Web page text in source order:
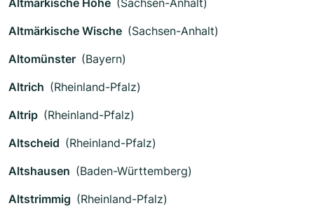
Altmärkische Höhe (Sachsen-Anhalt)
Altmärkische Wische (Sachsen-Anhalt)
Altomünster (Bayern)
Altrich (Rheinland-Pfalz)
Altrip (Rheinland-Pfalz)
Altscheid (Rheinland-Pfalz)
Altshausen (Baden-Württemberg)
Altstrimmig (Rheinland-Pfalz)